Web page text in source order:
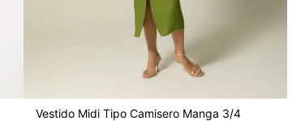
Vestido Midi Tipo Camisero Manga 3/4